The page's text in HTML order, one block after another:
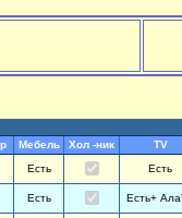
Мебель Хол -ник TV
Есть Есть
Есть Есть+